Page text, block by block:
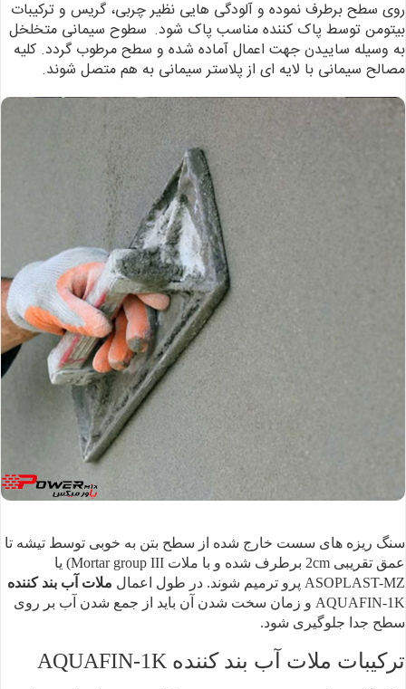
روی سطح برطرف نموده و آلودگی هایی نظیر چربی، گریس و ترکیبات
بیتومن توسط پاک کننده مناسب پاک شود. سطوح سیمانی متخلخل
به وسیله ساییدن جهت اعمال آماده شده و سطح مرطوب گردد. کلیه
مصالح سیمانی با لایه ای از پلاستر سیمانی به هم متصل شوند.
سنگ ریزه های سست خارج شده از سطح بتن به خوبی توسط تیشه تا
عمق تقریبی 2cm برطرف شده و
با ملات Mortar group III) یا
ASOPLAST-MZ پرو ترمیم
شوند. در طول اعمال ملات آب بند کننده
AQUAFIN-1K و زمان سخت شدن آن
باید از جمع شدن آب بر روی
سطح جدا جلوگیری شود.
ترکیبات ملات آب بند کننده AQUAFIN-1K